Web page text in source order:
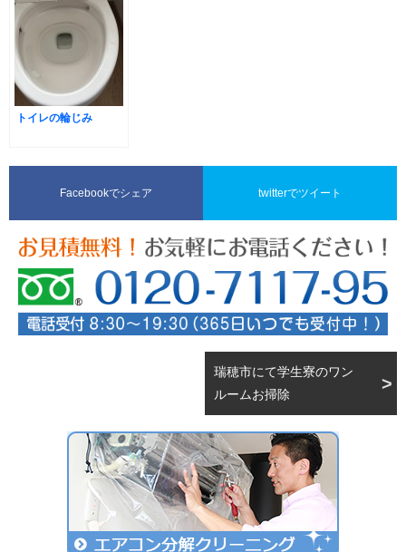
トイレの輪じみ
Facebookでシェア twitterでツイート
瑞穂市にて学生寮のワン
ルームお掃除